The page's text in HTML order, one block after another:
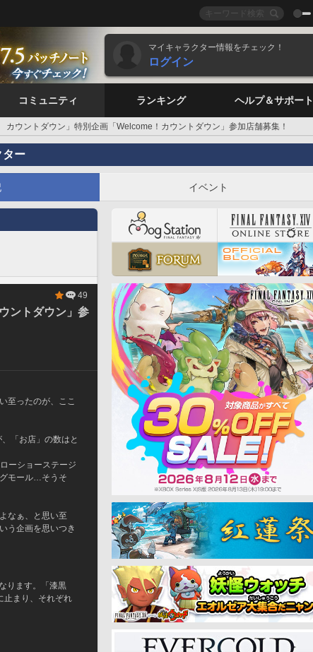
マイキャラクター情報をチェック！
ログイン
コミュニティ ランキング ヘルプ＆サポート
カウントダウン」特別企画「Welcome！カウントダウン」参加店舗募集！
ター
イベント
49
ントダウン」参
至ったのが、ここ
「お店」の数はと
ーショーステージ
モール…そうそ
なぁ、と思い至
う企画を思いつき
ります。「漆黒
止まり、それぞれ